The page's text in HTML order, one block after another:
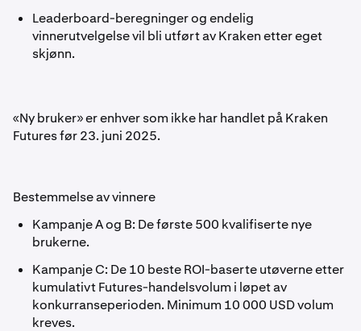
Leaderboard-beregninger og endelig
vinnerutvelgelse vil bli utført av Kraken etter eget
skjønn.
«Ny bruker» er enhver som ikke har handlet på Kraken
Futures før 23. juni 2025.
Bestemmelse av vinnere
Kampanje A og B: De første 500 kvalifiserte nye
brukerne.
Kampanje C: De 10 beste ROI-baserte utøverne etter
kumulativt Futures-handelsvolum i løpet av
konkurranseperioden. Minimum 10 000 USD volum
kreves.